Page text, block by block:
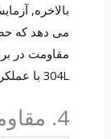
304L با عملکرد خستگی پایه 304 مطابقت دارد.
4. مقاومت در برابر خوردگی